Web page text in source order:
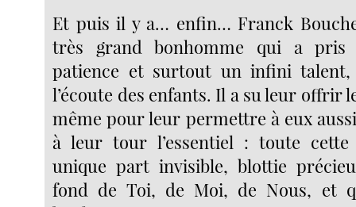
Et puis il y a… enfin… Franck
très grand bonhomme qui a pris
patience et surtout un infini
l’écoute des enfants. Il a su leur offrir
même pour leur permettre à eux
à leur tour l’essentiel : toute cette
unique part invisible, blottie
fond de Toi, de Moi, de Nous, et